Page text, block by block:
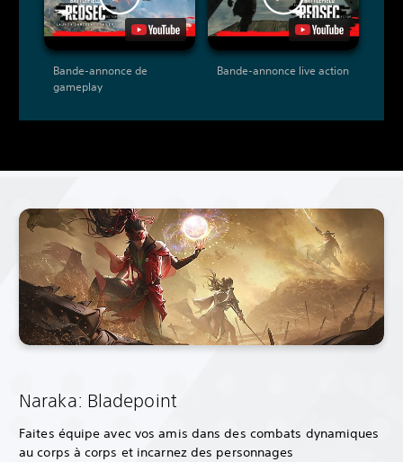
Bande-annonce de
gameplay
Bande-annonce live action
Naraka: Bladepoint
Faites équipe avec vos amis dans des combats dynamiques
au corps à corps et incarnez des personnages